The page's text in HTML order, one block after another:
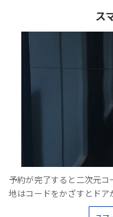
ス
予約が完了すると二次元
地はコードをかざすとドア